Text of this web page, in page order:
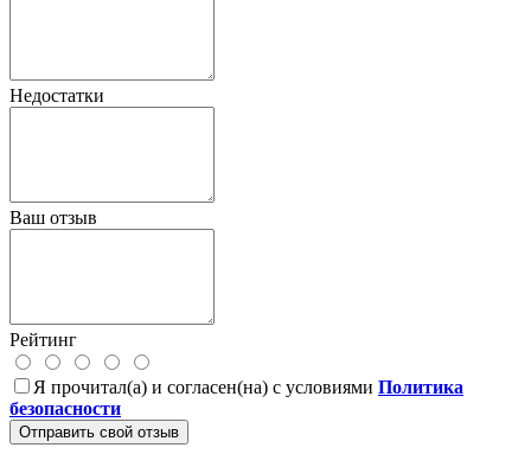
Недостатки
Ваш отзыв
Рейтинг
Я прочитал(а) и согласен(на) с условиями Политика
безопасности
Отправить свой отзыв